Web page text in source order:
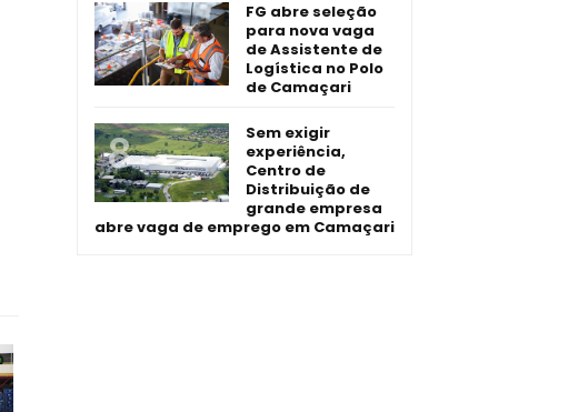
FG abre seleção
para nova vaga
de Assistente de
Logística no Polo
de Camaçari
Sem exigir
experiência,
Centro de
Distribuição de
grande empresa
abre vaga de emprego em Camaçari